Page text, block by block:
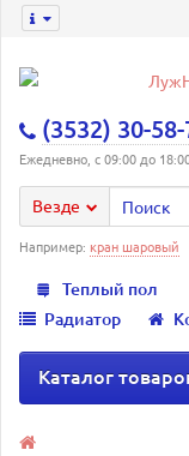
(3532) 30-
Ежедневно, с 09:00 до
Везде
Например: кран шаровый
Теплый пол
Радиатор
Каталог